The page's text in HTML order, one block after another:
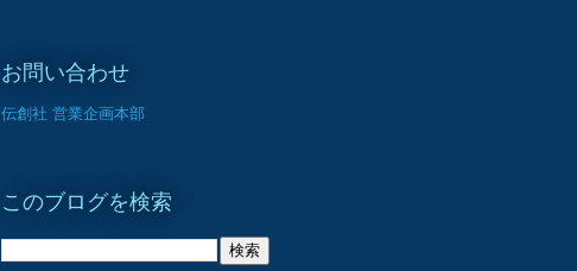
お問い合わせ
伝創社 営業企画本部
このブログを検索